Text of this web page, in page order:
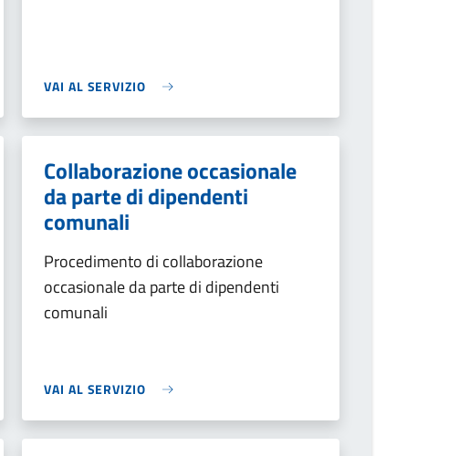
VAI AL SERVIZIO
Collaborazione occasionale
da parte di dipendenti
comunali
Procedimento di collaborazione
occasionale da parte di dipendenti
comunali
VAI AL SERVIZIO